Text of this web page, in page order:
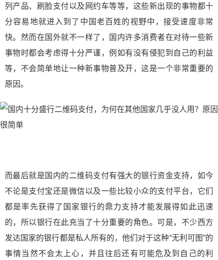
列产品、刷脸支付以及网约车等等，这些新出现的事物都十
分容易地就进入到了中国老百姓的视野中，接受速度非常
快。然而在国外就不一样了，国内许多消费者在对待一些新
事物时都会考虑得十分严谨，例如有没有侵犯到自己的利益
等，不会简单地让一种新事物普及开，这是一个非常重要的
原因。
而最后就是国内的二维码支付有强大的银行资金支持，如今
不论是支付宝还是微信以及一些比较小众的支付平台，它们
都是率先获得了国家银行的鼎力支持才能发展得如此迅速
的，所以银行在此充当了十分重要的角色。可是，不少西方
发达国家的银行都是私人所有的，他们对于这种“无利可图”的
事情当然不会太上心，并且往后还有可能危及到自己的利